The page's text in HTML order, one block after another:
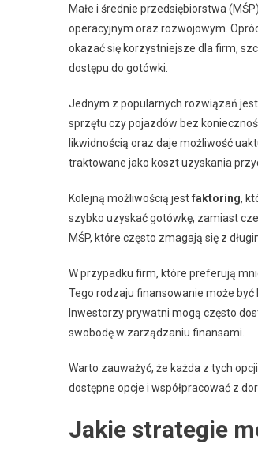
Małe i średnie przedsiębiorstwa
operacyjnym oraz rozwojowym.
okazać się korzystniejsze dla firm,
dostępu do gotówki.
Jednym z popularnych rozwiązań jest
sprzętu czy pojazdów bez
likwidnością oraz daje możliwość
traktowane jako koszt uzyskania
Kolejną możliwością jestfaktoring,
szybko uzyskać gotówkę, zamiast
MŚP, które często zmagają się z
W przypadku firm, które preferują
Tego rodzaju finansowanie może
Inwestorzy prywatni mogą często
swobodę w zarządzaniu finansami.
Warto zauważyć, że każda z tych
dostępne opcje i współpracować z
Jakie strategie